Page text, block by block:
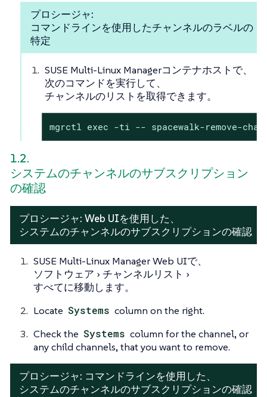
プロシージャ:
コマンドラインを使用したチャンネルのラベルの
特定
SUSE Multi-Linux Managerコンテナホストで、
次のコマンドを実行して、
チャンネルのリストを取得できます。
mgrctl exec -ti -- spacewalk-remove-
1.2.
システムのチャンネルのサブスクリプション
の確認
プロシージャ: Web UIを使用した、
システムのチャンネルのサブスクリプションの確認
SUSE Multi-Linux Manager Web UIで、
ソフトウェア
チャンネルリスト
すべてに移動します。
Locate Systems column on the right.
Check the Systems column for the channel, or
any child channels, that you want to remove.
プロシージャ: コマンドラインを使用した、
システムのチャンネルのサブスクリプションの確認